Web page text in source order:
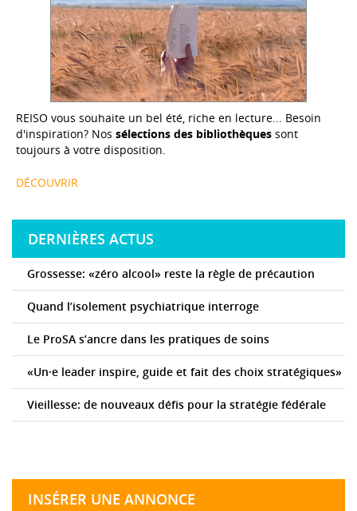
REISO vous souhaite un bel été, riche en lecture... Besoin
d'inspiration? Nos sélections des bibliothèques sont
toujours à votre disposition.
DÉCOUVRIR
DERNIÈRES ACTUS
Grossesse: «zéro alcool» reste la règle de précaution
Quand l’isolement psychiatrique interroge
Le ProSA s’ancre dans les pratiques de soins
«Un·e leader inspire, guide et fait des choix stratégiques»
Vieillesse: de nouveaux défis pour la stratégie fédérale
INSÉRER UNE ANNONCE